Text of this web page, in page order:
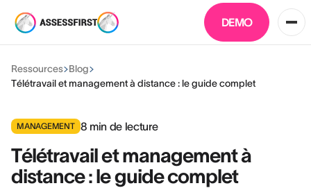
DEMO
Ressources Blog
Télétravail et management à distance : le guide complet
MANAGEMENT 8 min de lecture
Télétravail et management à
distance : le guide complet